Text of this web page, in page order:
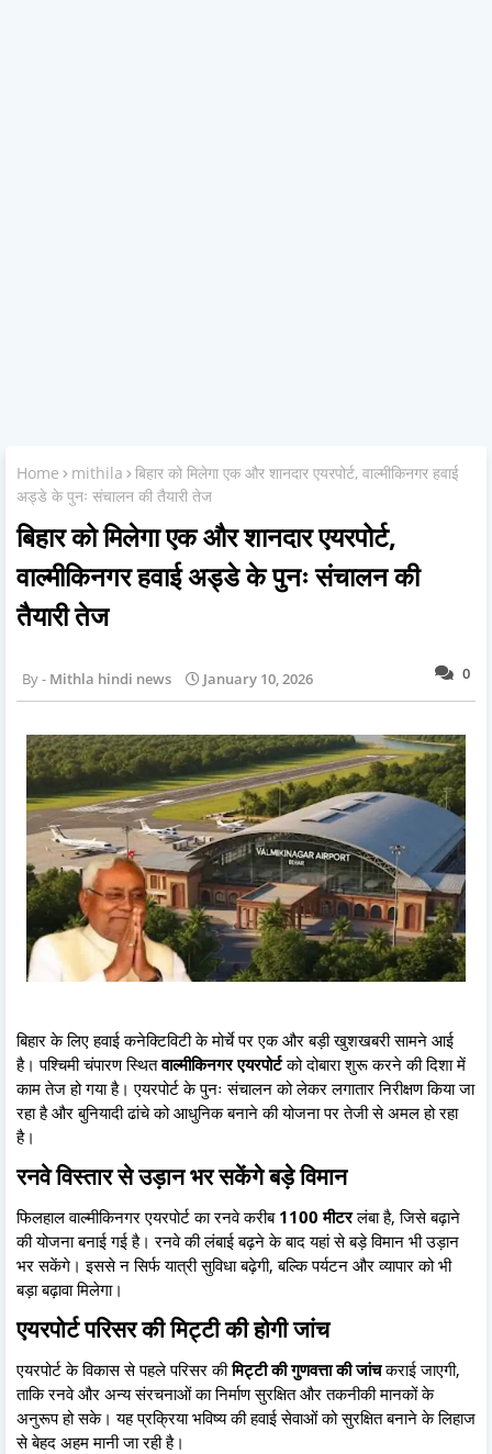
Home mithila
बिहार को मिलेगा एक और शानदार एयरपोर्ट, वाल्मीकिनगर हवाई
अड्डे के पुनः संचालन की तैयारी तेज
बिहार को मिलेगा एक और शानदार एयरपोर्ट,
वाल्मीकिनगर हवाई अड्डे के पुनः संचालन की
तैयारी तेज
0
Mithla hindi news January 10, 2026
बिहार के लिए हवाई कनेक्टिविटी के मोर्चे पर एक और बड़ी खुशखबरी सामने आई
है। पश्चिमी चंपारण स्थितवाल्मीकिनगर एयरपोर्टको दोबारा शुरू करने की दिशा में
काम तेज हो गया है। एयरपोर्ट के पुनः संचालन को लेकर लगातार निरीक्षण किया जा
रहा है और बुनियादी ढांचे को आधुनिक बनाने की योजना पर तेजी से अमल हो रहा
है।
रनवे विस्तार से उड़ान भर सकेंगे बड़े विमान
फिलहाल वाल्मीकिनगर एयरपोर्ट का रनवे करीब 1100 मीटरलंबा है, जिसे बढ़ाने
की योजना बनाई गई है। रनवे की लंबाई बढ़ने के बाद यहां से बड़े विमान भी उड़ान
भर सकेंगे। इससे न सिर्फ यात्री सुविधा बढ़ेगी, बल्कि पर्यटन और व्यापार को भी
बड़ा बढ़ावा मिलेगा।
एयरपोर्ट परिसर की मिट्टी की होगी जांच
एयरपोर्ट के विकास से पहले परिसर कीमिट्टी की गुणवत्ता की जांचकराई जाएगी,
ताकि रनवे और अन्य संरचनाओं का निर्माण सुरक्षित और तकनीकी मानकों के
अनुरूप हो सके। यह प्रक्रिया भविष्य की हवाई सेवाओं को सुरक्षित बनाने के लिहाज
से बेहद अहम मानी जा रही है।